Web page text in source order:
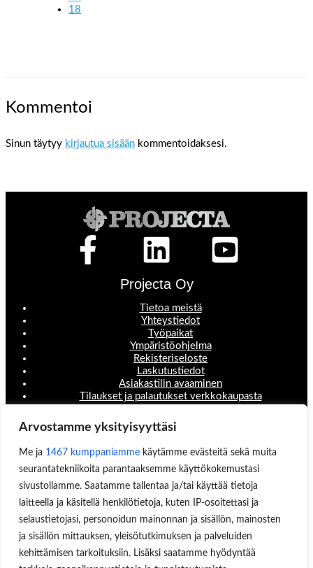
Arvostamme yksityisyyttäsi
Me ja 1467 kumppaniamme käytämme evästeitä sekä muita
seurantatekniikoita parantaaksemme käyttökokemustasi
sivustollamme. Saatamme tallentaa ja/tai käyttää tietoja
laitteella ja käsitellä henkilötietoja, kuten IP-osoitettasi ja
selaustietojasi, personoidun mainonnan ja sisällön, mainosten
ja sisällön mittauksen, yleisötutkimuksen ja palveluiden
kehittämisen tarkoituksiin. Lisäksi saatamme hyödyntää
18
Kommentoi
Sinun täytyy kirjautua sisään kommentoidaksesi.
Projecta Oy
Tietoa meistä
Yhteystiedot
Työpaikat
Ympäristöohjelma
Rekisteriseloste
Laskutustiedot
Asiakastilin avaaminen
Tilaukset ja palautukset verkkokaupasta
Valikko
Teollisuustuotteet
Hinnastot & esitteet
Huoltopalvelut
Hae sivuilta
Aukioloajat
Ma-Pe 8:00-16.00